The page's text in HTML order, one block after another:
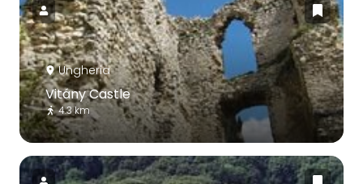
Ungheria
Vitány Castle
4.3 km